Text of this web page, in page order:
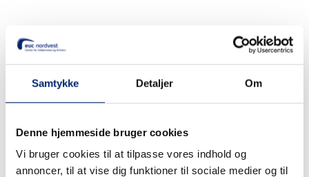
Samtykke Detaljer Om
Denne hjemmeside bruger cookies
Vi bruger cookies til at tilpasse vores indhold og
annoncer, til at vise dig funktioner til sociale medier og til
Søg
Recent Posts
Recent Comments
Der er ingen kommentarer at vise.